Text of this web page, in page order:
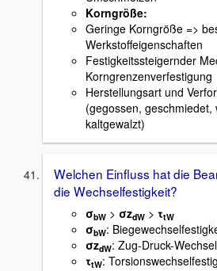
Korngröße:
Geringe Korngröße =>
Werkstoffeigenschaften
Festigkeitssteigernder
Korngrenzenverfestigung
Herstellungsart und
(gegossen, geschmiedet,
kaltgewalzt)
Welchen Einfluss hat die
die Wechselfestigkeit?
σbW > σzdW > τtW
σbW:
σzdW: Zug-Druck-
τtW: